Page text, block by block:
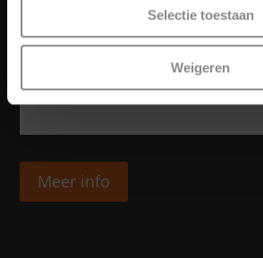
Selectie toestaan
Weigeren
Meer info